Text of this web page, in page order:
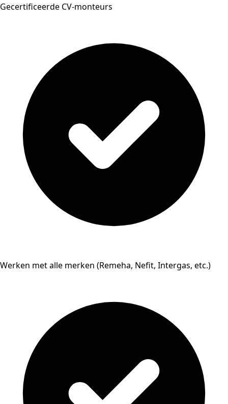
Gecertificeerde CV-monteurs
Werken met alle merken (Remeha, Nefit, Intergas, etc.)